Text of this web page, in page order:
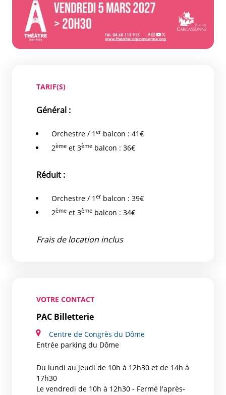
TARIF(S)
Général :
Orchestre / 1 erbalcon : 41€
2ème et 3ème balcon : 36€
Réduit :
Orchestre / 1 erbalcon : 39€
2ème et 3ème balcon : 34€
Frais de location inclus
VOTRE CONTACT
PAC Billetterie
Centre de Congrès du Dôme
Entrée parking du Dôme
Du lundi au jeudi de 10h à 12h30 et de 14h à
17h30
Le vendredi de 10h à 12h30 - Fermé l'après-